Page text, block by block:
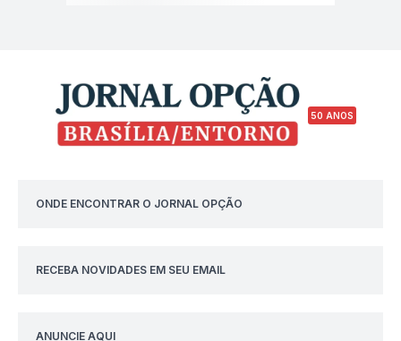
50 ANOS
ONDE ENCONTRAR O JORNAL OPÇÃO
RECEBA NOVIDADES EM SEU EMAIL
ANUNCIE AQUI